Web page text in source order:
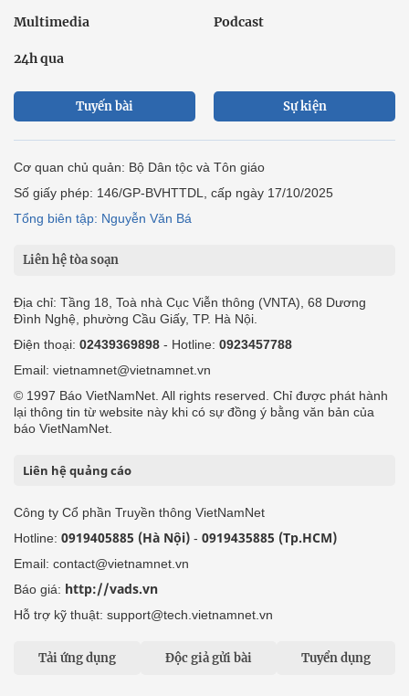
Multimedia Podcast
24h qua
Tuyến bài Sự kiện
Cơ quan chủ quản: Bộ Dân tộc và Tôn giáo
Số giấy phép: 146/GP-BVHTTDL, cấp ngày 17/10/2025
Tổng biên tập: Nguyễn Văn Bá
Liên hệ tòa soạn
Địa chỉ: Tầng 18, Toà nhà Cục Viễn thông (VNTA), 68 Dương
Đình Nghệ, phường Cầu Giấy, TP. Hà Nội.
Điện thoại: 02439369898 - Hotline: 0923457788
Email: vietnamnet@vietnamnet.vn
© 1997 Báo VietNamNet. All rights reserved. Chỉ được phát hành
lại thông tin từ website này khi có sự đồng ý bằng văn bản của
báo VietNamNet.
Liên hệ quảng cáo
Công ty Cổ phần Truyền thông VietNamNet
Hotline: 0919405885 (Hà Nội) - 0919435885 (Tp.HCM)
Email: contact@vietnamnet.vn
Báo giá: http://vads.vn
Hỗ trợ kỹ thuật: support@tech.vietnamnet.vn
Tải ứng dụng Độc giả gửi bài Tuyển dụng